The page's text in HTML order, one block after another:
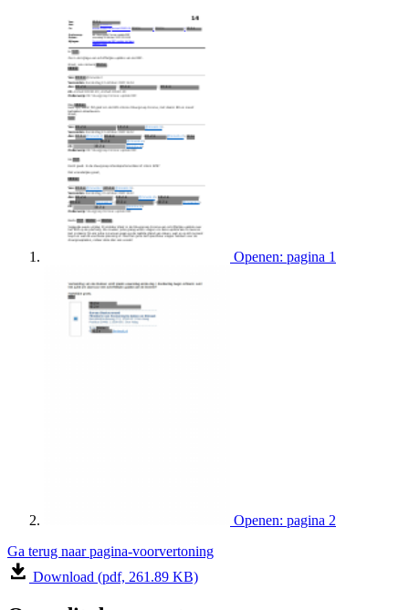
Openen: pagina 1
Openen: pagina 2
Ga terug naar pagina-voorvertoning
Download (pdf, 261.89 KB)